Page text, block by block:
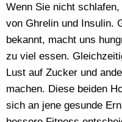
Wenn Sie nicht
von Ghrelin und Insulin.
bekannt, macht uns
zu viel essen.
Lust auf Zucker und
machen. Diese beiden
sich an jene gesunde